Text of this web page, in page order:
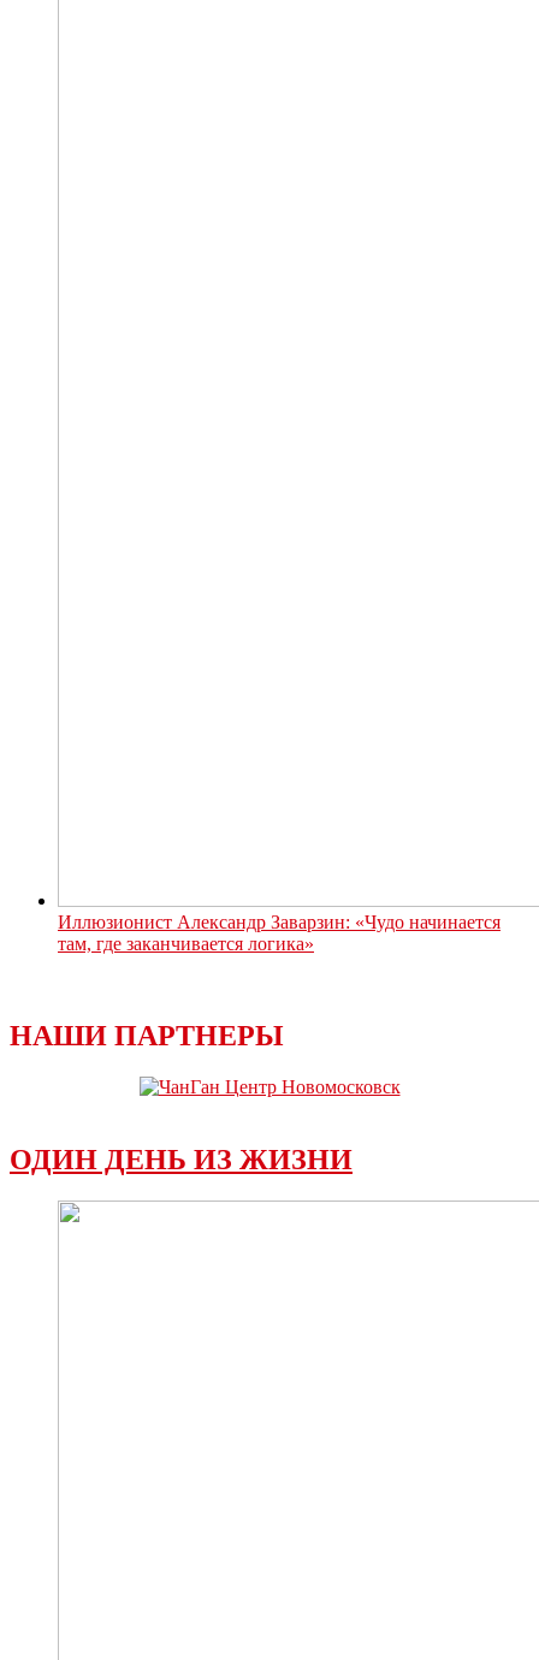
Иллюзионист Александр Заварзин: «Чудо начинается
там, где заканчивается логика»
НАШИ ПАРТНЕРЫ
ОДИН ДЕНЬ ИЗ ЖИЗНИ